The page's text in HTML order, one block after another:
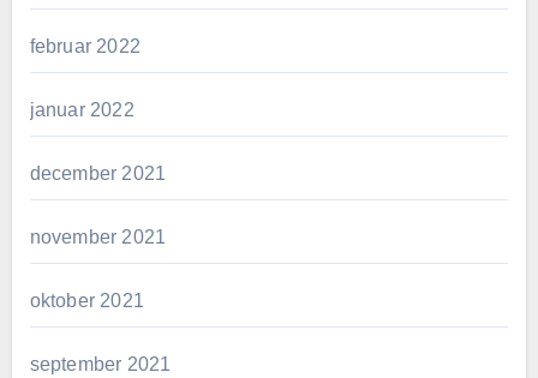
februar 2022
januar 2022
december 2021
november 2021
oktober 2021
september 2021